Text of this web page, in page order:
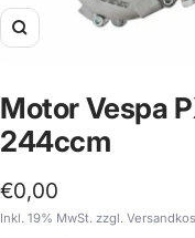
Zoom
Motor Vespa
244ccm
Angebotspreis
€0,00
Inkl. 19% MwSt. zzgl.